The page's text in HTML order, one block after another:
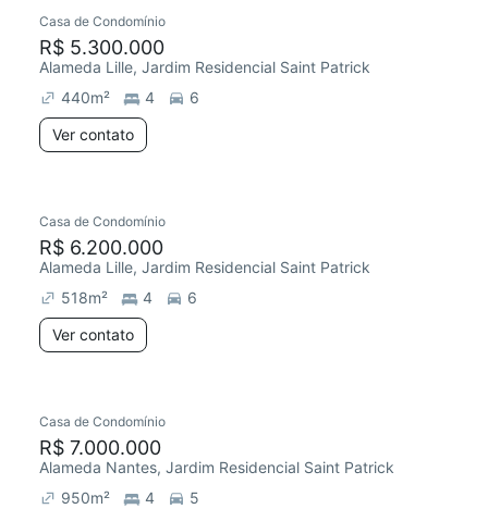
Casa de Condomínio
R$ 5.300.000
Alameda Lille, Jardim Residencial Saint Patrick
440m² 4
6
Ver contato
Casa de Condomínio
R$ 6.200.000
Alameda Lille, Jardim Residencial Saint Patrick
518m² 4
6
Ver contato
Casa de Condomínio
R$ 7.000.000
Alameda Nantes, Jardim Residencial Saint Patrick
950m² 4
5